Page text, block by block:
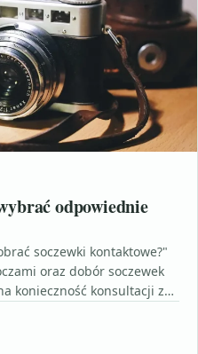
odpowiednie
soczewki kontaktowe?"
oraz dobór soczewek
konieczność konsultacji z…